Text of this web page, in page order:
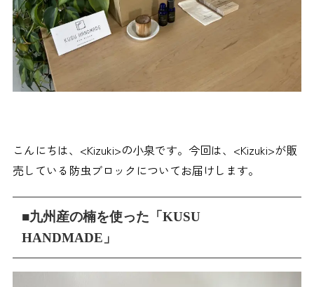
こんにちは、<Kizuki>の小泉です。今回は、<Kizuki>が販
売している防虫ブロックについてお届けします。
■九州産の楠を使った「KUSU
HANDMADE」